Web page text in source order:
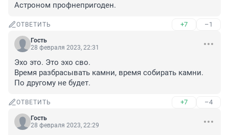
Астроном профнепригоден.
ОТВЕТИТЬ +7 –1
Гость
28 февраля 2023, 22:31
Эхо это. Это эхо сво.
Время разбрасывать камни, время собирать камни.
По другому не будет.
ОТВЕТИТЬ +7 –4
Гость
28 февраля 2023, 22:29